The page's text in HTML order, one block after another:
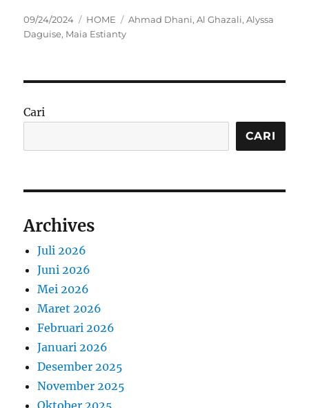
Posted
on
09/24/2024 Categories
HOME Tags
Ahmad Dhani,Al Ghazali,Alyssa
Daguise, Maia Estianty
Cari
CARI
Archives
Juli 2026
Juni 2026
Mei 2026
Maret 2026
Februari 2026
Januari 2026
Desember 2025
November 2025
Oktober 2025